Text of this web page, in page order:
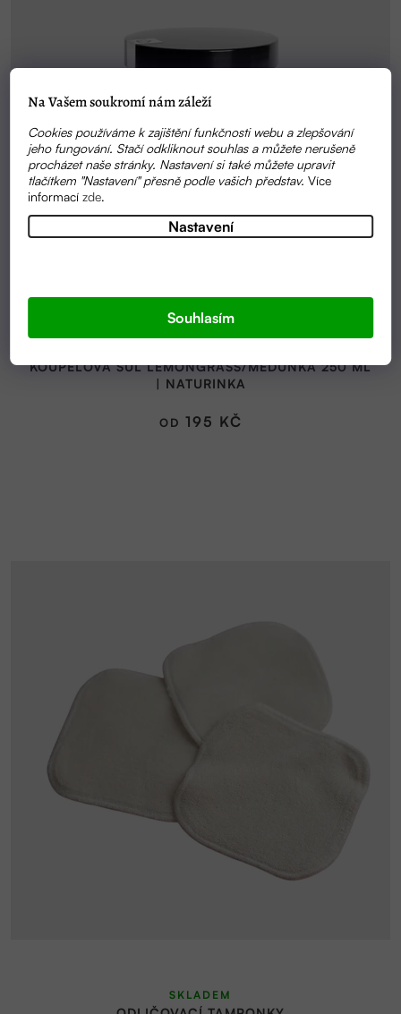
Na Vašem soukromí nám záleží
Cookies používáme k zajištění funkčnosti webu a zlepšování
jeho fungování. Stačí odkliknout souhlas a můžete nerušeně
procházet naše stránky. Nastavení si také můžete upravit
tlačítkem "Nastavení" přesně podle vašich představ.Více
informacízde.
Nastavení
Souhlasím
KOUPELOVÁ SŮL LEMONGRASS/MEDUŇKA 250 ML
| NATURINKA
OD 195 KČ
SKLADEM